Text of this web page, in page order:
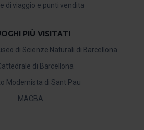
di viaggio e punti vendita
PIÙ VISITATI
di Scienze Naturali di Barcellona
di Barcellona
Modernista di Sant Pau
MACBA